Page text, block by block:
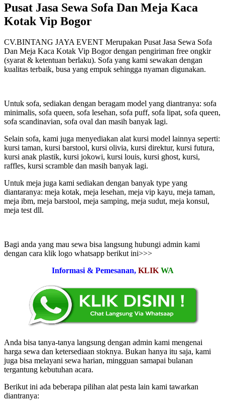
Pusat Jasa Sewa Sofa Dan Meja Kaca
Kotak Vip Bogor
CV.BINTANG JAYA EVENT Merupakan Pusat Jasa Sewa Sofa
Dan Meja Kaca Kotak Vip Bogor dengan pengiriman free ongkir
(syarat & ketentuan berlaku). Sofa yang kami sewakan dengan
kualitas terbaik, busa yang empuk sehingga nyaman digunakan.
Untuk sofa, sediakan dengan beragam model yang diantranya: sofa
minimalis, sofa queen, sofa lesehan, sofa puff, sofa lipat, sofa queen,
sofa scandinavian, sofa oval dan masih banyak lagi.
Selain sofa, kami juga menyediakan alat kursi model lainnya seperti:
kursi taman, kursi barstool, kursi olivia, kursi direktur, kursi futura,
kursi anak plastik, kursi jokowi, kursi louis, kursi ghost, kursi,
raffles, kursi scramble dan masih banyak lagi.
Untuk meja juga kami sediakan dengan banyak type yang
diantaranya: meja kotak, meja lesehan, meja vip kayu, meja taman,
meja ibm, meja barstool, meja samping, meja sudut, meja konsul,
meja test dll.
Bagi anda yang mau sewa bisa langsung hubungi admin kami
dengan cara klik logo whatsapp berikut ini>>>
Informasi & Pemesanan, KLIK WA
Anda bisa tanya-tanya langsung dengan admin kami mengenai
harga sewa dan ketersediaan stoknya. Bukan hanya itu saja, kami
juga bisa melayani sewa harian, mingguan samapai bulanan
tergantung kebutuhan acara.
Berikut ini ada beberapa pilihan alat pesta lain kami tawarkan
diantranya: